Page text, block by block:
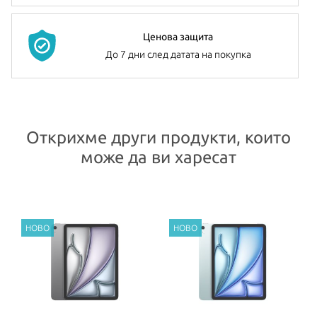
И двете камери са 12-мегапикселови Ultra-Wide и правят
зашеметяващи снимки и 4K видео, които да споделите с близки
Батерията му издържа до 10 часа сърфиране в интернет,
гледане на филми или слушане на музика. Таблетът се предлага
Всички Apple продукти предлагани отNovMak.comимат
стандартна международна гаранция и подлежат на гаранционно
обслужване от Apple Authorized Service Provider (официални
сервизни центрове на Apple).
Ценова защита
До 7 дни след датата на покупка
Открихме други продукти, които
може да ви харесат